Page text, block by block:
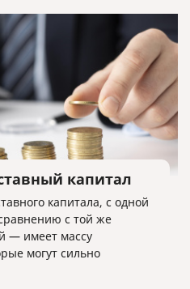
капитал
капитала, с одной
с той же
— имеет массу
могут сильно